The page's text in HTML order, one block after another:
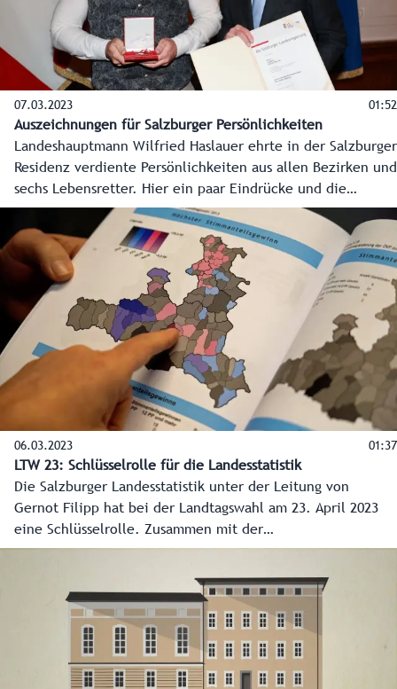
07.03.2023 01:52
Auszeichnungen für Salzburger Persönlichkeiten
Landeshauptmann Wilfried Haslauer ehrte in der Salzburger
Residenz verdiente Persönlichkeiten aus allen Bezirken und
sechs Lebensretter. Hier ein paar Eindrücke und die
Stimmen vom festlichen Abend.
06.03.2023 01:37
LTW 23: Schlüsselrolle für die Landesstatistik
Die Salzburger Landesstatistik unter der Leitung von
Gernot Filipp hat bei der Landtagswahl am 23. April 2023
eine Schlüsselrolle. Zusammen mit der
Landeswahlbehörde, der IT-Abteilung und dem Landes-